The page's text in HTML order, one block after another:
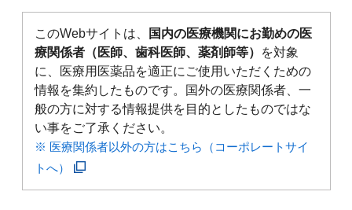
このWebサイトは、
国内の医療機関にお勤めの医
療関係者（医師、歯科医師、薬剤師等）
を対象
に、医療用医薬品を適正にご使用いただくための
情報を集約したものです。国外の医療関係者、一
般の方に対する情報提供を目的としたものではな
い事をご了承ください。
※ 医療関係者以外の方はこちら（コーポレートサイ
トへ）